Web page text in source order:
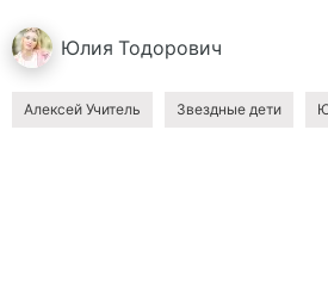
Юлия Тодорович
Алексей Учитель Звездные дети